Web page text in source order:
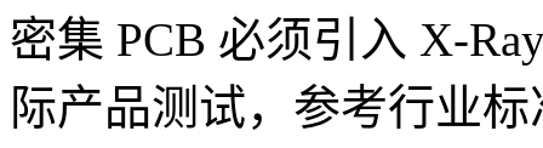
密集 PCB 必须引入 X-
际产品测试，参考行业